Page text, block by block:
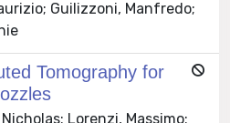
Guilizzoni, Manfredo;
Tomography for
Lorenzi, Massimo;